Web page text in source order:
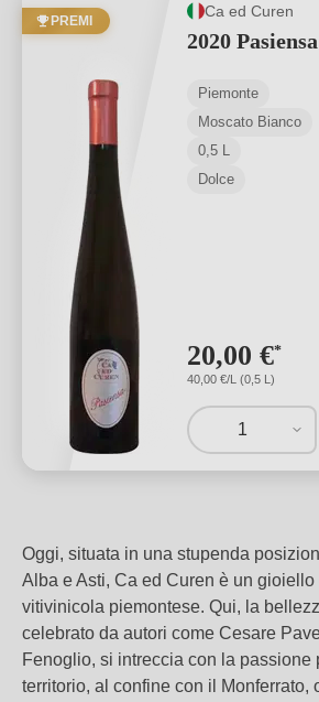
PREMI
Ca ed Curen
2020
Piemonte
Moscato Bianco
0,5 L
Dolce
20,00 €*
40,00 €/L (0,5 L)
1
Oggi, situata in una stupenda
Alba e Asti, Ca ed Curen è un
vitivinicola piemontese. Qui, la
celebrato da autori come Cesare
Fenoglio, si intreccia con la passione
territorio, al confine con il Monferrato,